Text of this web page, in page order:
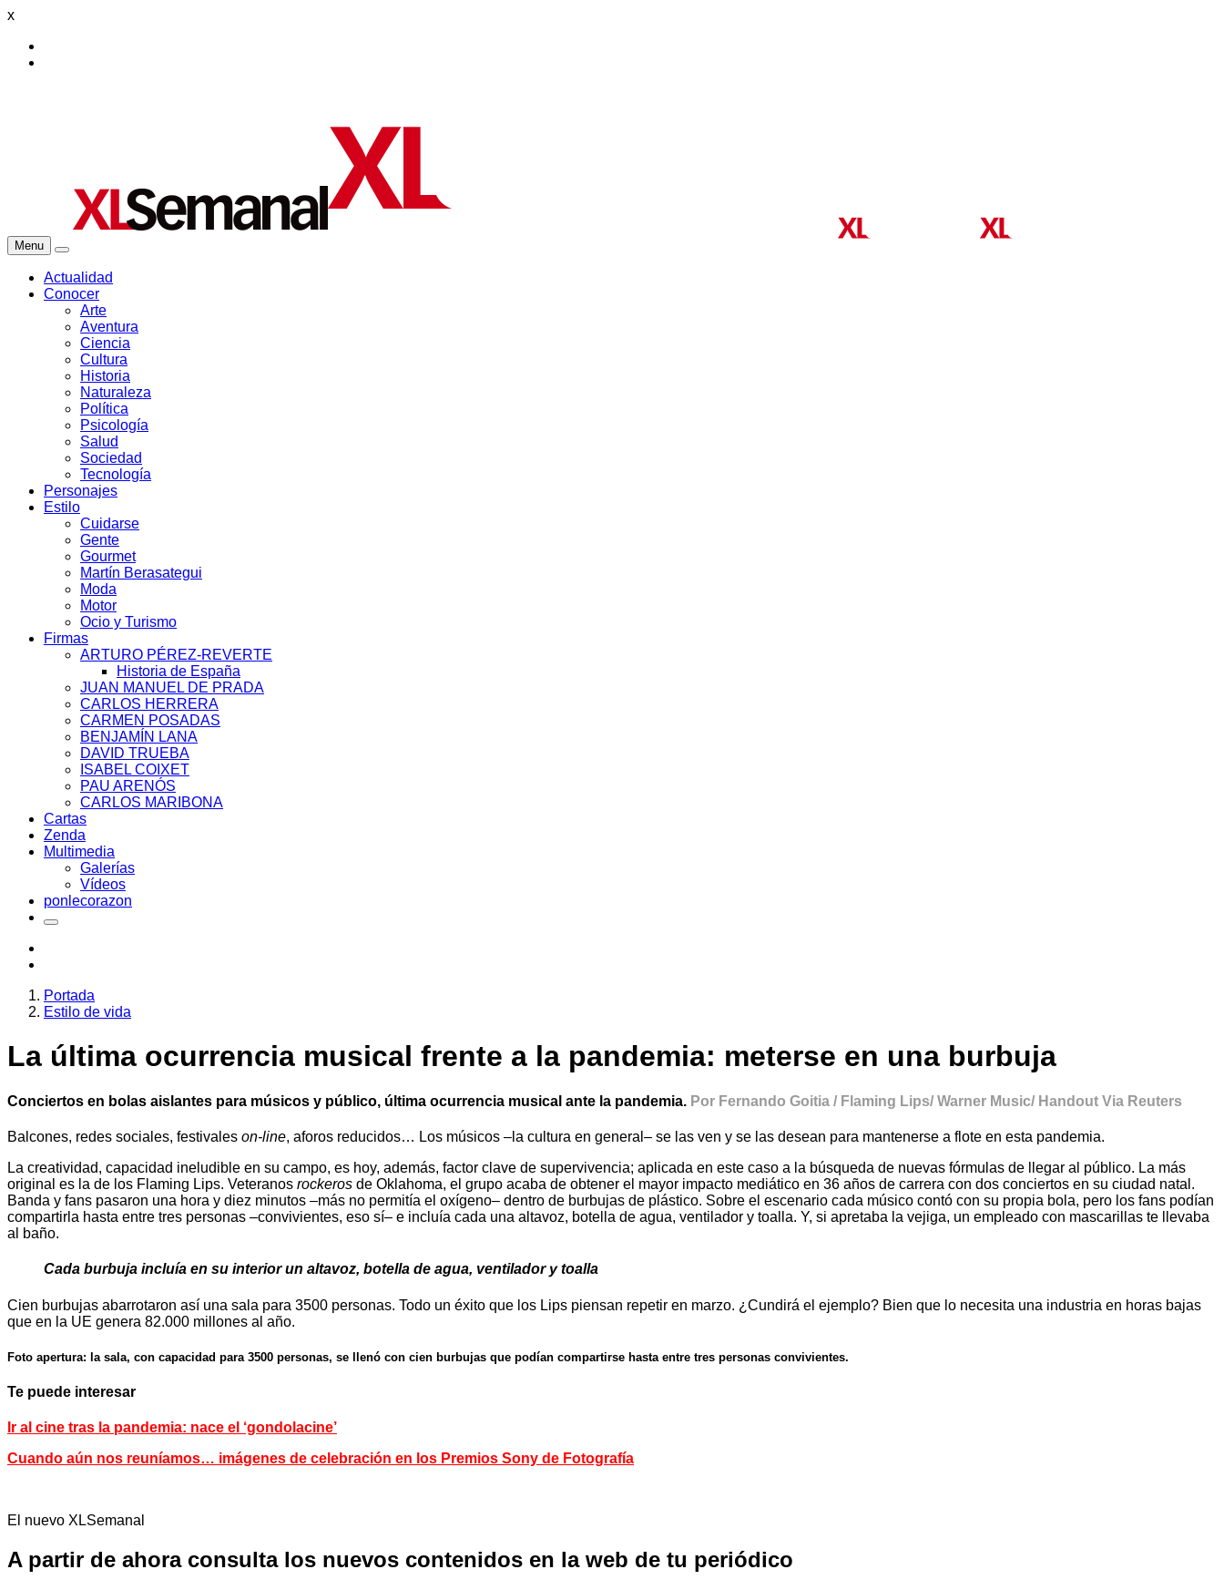
x
Menu
Actualidad
Conocer
Arte
Aventura
Ciencia
Cultura
Historia
Naturaleza
Política
Psicología
Salud
Sociedad
Tecnología
Personajes
Estilo
Cuidarse
Gente
Gourmet
Martín Berasategui
Moda
Motor
Ocio y Turismo
Firmas
ARTURO PÉREZ-REVERTE
Historia de España
JUAN MANUEL DE PRADA
CARLOS HERRERA
CARMEN POSADAS
BENJAMÍN LANA
DAVID TRUEBA
ISABEL COIXET
PAU ARENÓS
CARLOS MARIBONA
Cartas
Zenda
Multimedia
Galerías
Vídeos
ponlecorazon
Portada
Estilo de vida
La última ocurrencia musical frente a la pandemia: meterse en una burbuja
Conciertos en bolas aislantes para músicos y público, última ocurrencia musical ante la pandemia. Por Fernando Goitia / Flaming Lips/ Warner Music/ Handout Via Reuters
Balcones, redes sociales, festivales on-line, aforos reducidos… Los músicos –la cultura en general– se las ven y se las desean para mantenerse a flote en esta pandemia.
La creatividad, capacidad ineludible en su campo, es hoy, además, factor clave de supervivencia; aplicada en este caso a la búsqueda de nuevas fórmulas de llegar al público. La más
original es la de los Flaming Lips. Veteranos rockeros de Oklahoma, el grupo acaba de obtener el mayor impacto mediático en 36 años de carrera con dos conciertos en su ciudad natal.
Banda y fans pasaron una hora y diez minutos –más no permitía el oxígeno– dentro de burbujas de plástico. Sobre el escenario cada músico contó con su propia bola, pero los fans podían
compartirla hasta entre tres personas –convivientes, eso sí– e incluía cada una altavoz, botella de agua, ventilador y toalla. Y, si apretaba la vejiga, un empleado con mascarillas te llevaba
al baño.
Cada burbuja incluía en su interior un altavoz, botella de agua, ventilador y toalla
Cien burbujas abarrotaron así una sala para 3500 personas. Todo un éxito que los Lips piensan repetir en marzo. ¿Cundirá el ejemplo? Bien que lo necesita una industria en horas bajas
que en la UE genera 82.000 millones al año.
Foto apertura: la sala, con capacidad para 3500 personas, se llenó con cien burbujas que podían compartirse hasta entre tres personas convivientes.
Te puede interesar
Ir al cine tras la pandemia: nace el ‘gondolacine’
Cuando aún nos reuníamos… imágenes de celebración en los Premios Sony de Fotografía
El nuevo XLSemanal
A partir de ahora consulta los nuevos contenidos en la web de tu periódico